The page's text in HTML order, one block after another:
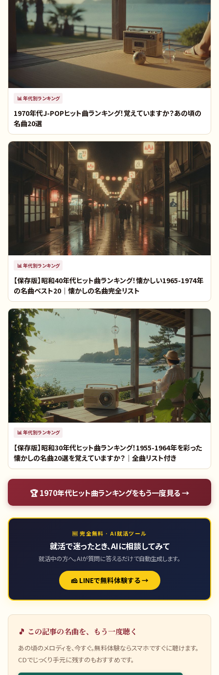
📊 年代別ランキング
1970年代J-POPヒット曲ランキング！覚えていますか？あの頃の
名曲20選
📊 年代別ランキング
【保存版】昭和40年代ヒット曲ランキング！懐かしい1965-1974年
の名曲ベスト20｜懐かしの名曲完全リスト
📊年代別ランキング
【保存版】昭和30年代ヒット曲ランキング！1955-1964年を彩った
懐かしの名曲20選を覚えていますか？｜全曲リスト付き
🏆1970年代ヒット曲ランキングをもう一度見る →
🆓 完全無料 · AI就活ツール
就活で迷ったとき、AIに相談してみて
就活中の方へ。AIが質問に答えるだけで自動生成します。
🧀 LINEで無料体験する →
🎵 この記事の名曲を、もう一度聴く
あの頃のメロディを、今すぐ。無料体験ならスマホですぐに聴けます。
CDでじっくり手元に残すのもおすすめです。